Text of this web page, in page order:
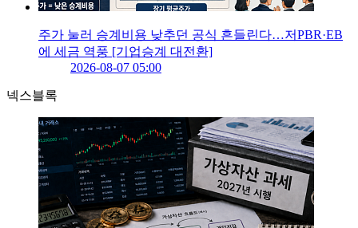
주가 눌러 승계비용 낮추던 공식 흔들린다…저PBR·EB
에 세금 역풍 [기업승계 대전환]
2026-08-07 05:00
넥스블록